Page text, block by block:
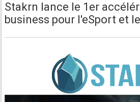
Stakrn lance le 1er
business pour l'eSport et